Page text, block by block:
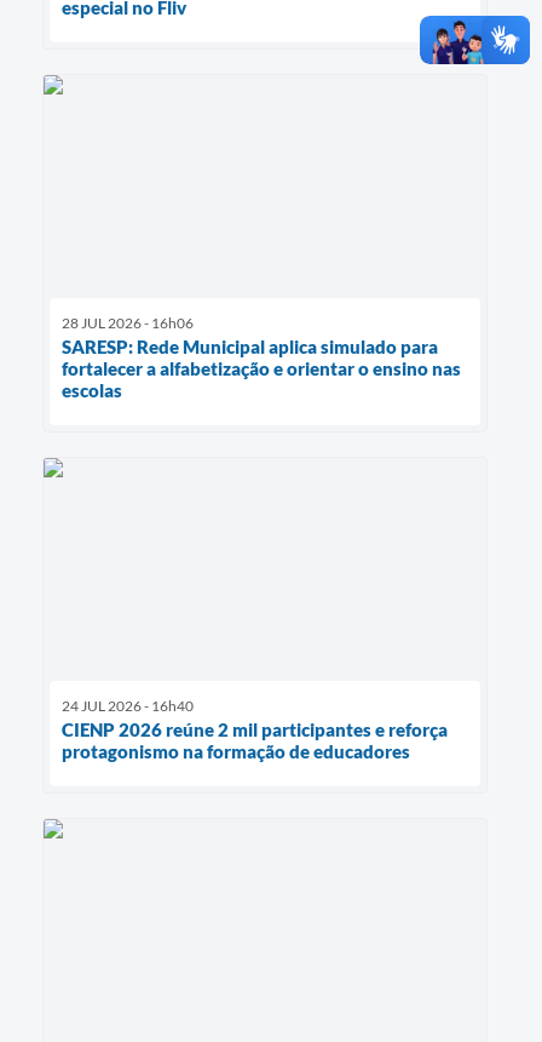
especial no Fliv
28 JUL 2026 - 16h06
SARESP: Rede Municipal aplica simulado para
fortalecer a alfabetização e orientar o ensino nas
escolas
24 JUL 2026 - 16h40
CIENP 2026 reúne 2 mil participantes e reforça
protagonismo na formação de educadores